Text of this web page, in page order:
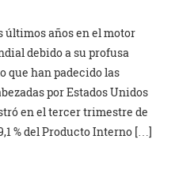
últimos años en el motor
debido a su profusa
que han padecido las
por Estados Unidos
en el tercer trimestre de
% del Producto Interno […]